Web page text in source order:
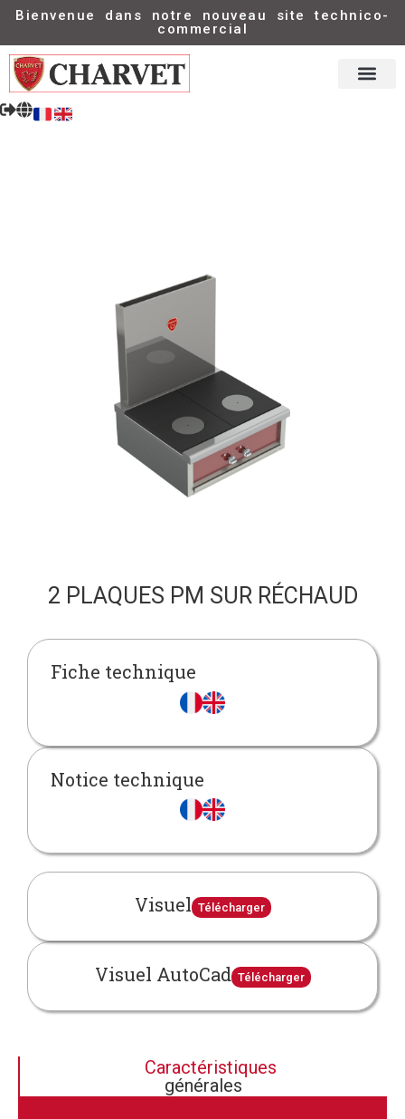
Bienvenue dans notre nouveau site technico-
commercial
2 PLAQUES PM SUR RÉCHAUD
Fiche technique
Notice technique
Visuel Télécharger
Visuel AutoCad Télécharger
Caractéristiques
générales